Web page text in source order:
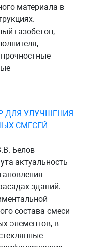
материала в
газобетон,
ДЛЯ УЛУЧШЕНИЯ
СМЕСЕЙ
Белов
актуальность
зданий.
состава смеси
элементов, в